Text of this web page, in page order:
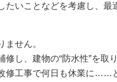
いことなどを考慮し、最
せん。
し、建物の“防水性”を取
修工事で何日も休業に……